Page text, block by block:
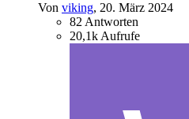
Von viking, 20. März 2024
82 Antworten
20,1k Aufrufe